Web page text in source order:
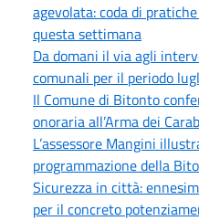
agevolata: coda di
questa settimana
Da domani il via agli
comunali per il periodo
Il Comune di Bitonto
onoraria all’Arma dei
L’assessore Mangini
programmazione della
Sicurezza in città:
per il concreto